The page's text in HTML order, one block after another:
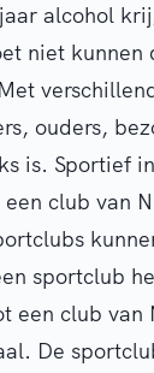
alcohol
niet kunnen
ouders,
is. Sportief
club van
sportclub
een club
De